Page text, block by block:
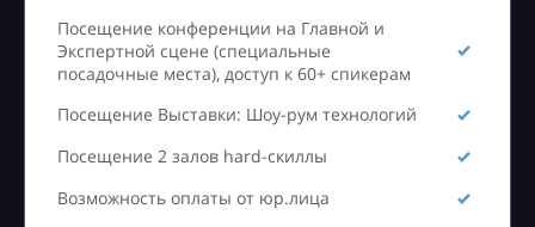
Посещение конференции на Главной и
Экспертной сцене (специальные
посадочные места), доступ к 60+ спикерам
Посещение Выставки: Шоу-рум технологий
Посещение 2 залов hard-скиллы
Возможность оплаты от юр.лица